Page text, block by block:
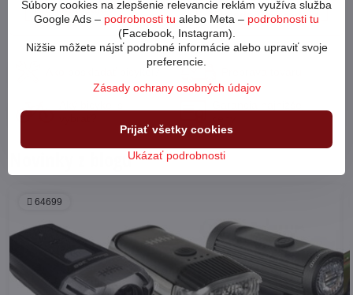
Novinky z blogu
64699
Predchádzajúci
produkt
Nasledujúci produkt
Ako poskladať bicykel?
Súbory cookies na zlepšenie relevancie reklám využíva služba
Google Ads – podrobnosti tu alebo Meta – podrobnosti tu
(Facebook, Instagram).
Nižšie môžete nájsť podrobné informácie alebo upraviť svoje
preferencie.
Zásady ochrany osobných údajov
Ukázať podrobnosti
Prijať všetky cookies